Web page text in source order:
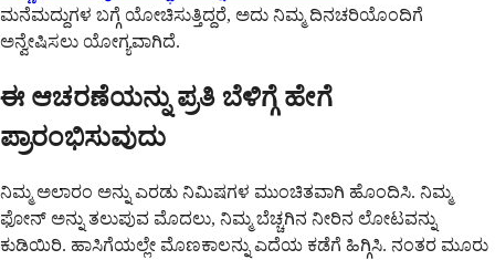
ಮನೆಮದ್ದುಗಳ ಬಗ್ಗೆ ಯೋಚಿಸುತ್ತಿದ್ದರೆ, ಅದು ನಿಮ್ಮ ದಿನಚರಿಯೊಂದಿಗೆ
ಅನ್ವೇಷಿಸಲು ಯೋಗ್ಯವಾಗಿದೆ.
ಈ ಆಚರಣೆಯನ್ನು ಪ್ರತಿ ಬೆಳಿಗ್ಗೆ ಹೇಗೆ
ಪ್ರಾರಂಭಿಸುವುದು
ನಿಮ್ಮ ಅಲಾರಂ ಅನ್ನು ಎರಡು ನಿಮಿಷಗಳ ಮುಂಚಿತವಾಗಿ ಹೊಂದಿಸಿ. ನಿಮ್ಮ
ಫೋನ್ ಅನ್ನು ತಲುಪುವ ಮೊದಲು, ನಿಮ್ಮ ಬೆಚ್ಚಗಿನ ನೀರಿನ ಲೋಟವನ್ನು
ಕುಡಿಯಿರಿ. ಹಾಸಿಗೆಯಲ್ಲೇ ಮೊಣಕಾಲನ್ನು ಎದೆಯ ಕಡೆಗೆ ಹಿಗ್ಗಿಸಿ. ನಂತರ ಮೂರು